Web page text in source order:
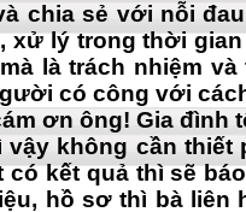
chia sẻ với nỗi
xử lý trong thời
là trách nhiệm
có công với
ơn ông! Gia đình
không cần thiết
kết quả thì sẽ
hồ sơ thì bà liên